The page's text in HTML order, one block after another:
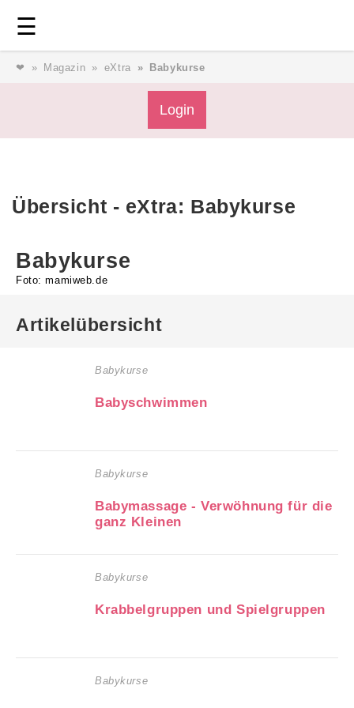
☰
❤ Magazin eXtra Babykurse
Login
Übersicht - eXtra: Babykurse
Babykurse
Foto: mamiweb.de
Artikelübersicht
Babykurse
Babyschwimmen
Babykurse
Babymassage - Verwöhnung für die
ganz Kleinen
Babykurse
Krabbelgruppen und Spielgruppen
Babykurse
Forum
Service
AGB & Impressum